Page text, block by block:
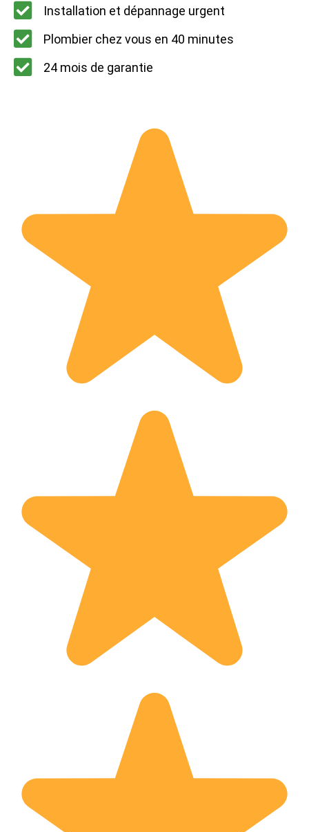
Installation et dépannage urgent
Plombier chez vous en 40 minutes
24 mois de garantie